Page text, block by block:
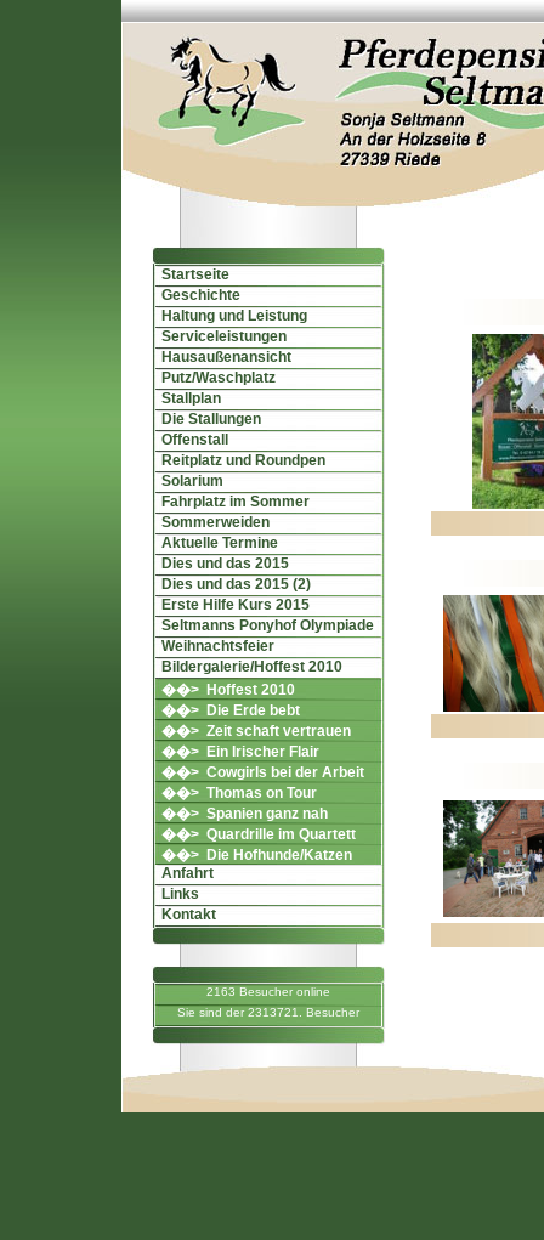
Startseite
Geschichte
Haltung und Leistung
Serviceleistungen
Hausaußenansicht
Putz/Waschplatz
Stallplan
Die Stallungen
Offenstall
Reitplatz und Roundpen
Solarium
Fahrplatz im Sommer
Sommerweiden
Aktuelle Termine
Dies und das 2015
Dies und das 2015 (2)
Erste Hilfe Kurs 2015
Seltmanns Ponyhof Olympiade
Weihnachtsfeier
Bildergalerie/Hoffest 2010
��> Hoffest 2010
��> Die Erde bebt
��> Zeit schaft vertrauen
��> Ein Irischer Flair
��> Cowgirls bei der Arbeit
��> Thomas on Tour
��> Spanien ganz nah
��> Quardrille im Quartett
��> Die Hofhunde/Katzen
Anfahrt
Links
Kontakt
2163 Besucher online
Sie sind der 2313721. Besucher